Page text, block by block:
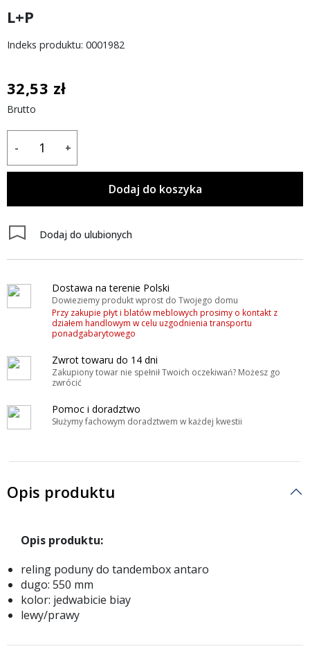
L+P
Indeks produktu: 0001982
32,53 zł
Brutto
- +
Dodaj do koszyka
Dodaj do ulubionych
Dostawa na terenie Polski
Dowieziemy produkt wprost do Twojego domu
Przy zakupie płyt i blatów meblowych prosimy o kontakt z
działem handlowym w celu uzgodnienia transportu
ponadgabarytowego
Zwrot towaru do 14 dni
Zakupiony towar nie spełnił Twoich oczekiwań? Możesz go
zwrócić
Pomoc i doradztwo
Służymy fachowym doradztwem w każdej kwestii
Opis produktu
Opis produktu:
reling poduny do tandembox antaro
dugo: 550 mm
kolor: jedwabicie biay
lewy/prawy